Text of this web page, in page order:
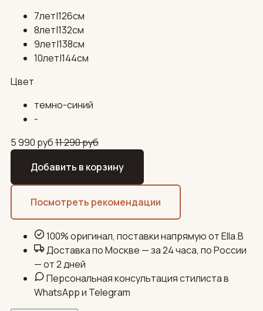
7лет|126см
8лет|132см
9лет|138см
10лет|144см
Цвет
темно-синий
-
5 990 руб11 290руб
Добавить в корзину
Посмотреть рекомендации
100% оригинал, поставки напрямую от Ella.B
Доставка по Москве — за 24 часа, по России
— от 2 дней
Персональная консультация стилиста в
WhatsApp и Telegram